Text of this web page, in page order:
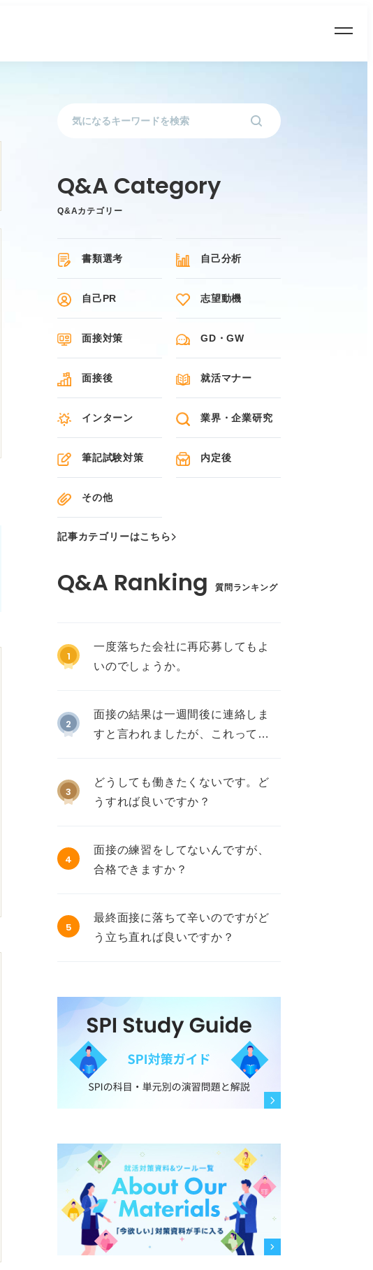
Q&Aカテゴリー
書類選考 自己分析
自己PR 志望動機
面接対策 GD・GW
面接後 就活マナー
インターン 業界・企業研究
筆記試験対策 内定後
その他
記事カテゴリーはこちら
質問ランキング
1
一度落ちた会社に再応募してもよ
いのでしょうか。
2
面接の結果は一週間後に連絡しま
すと言われましたが、これって不
3
どうしても働きたくないです。ど
うすれば良いですか？
4
面接の練習をしてないんですが、
合格できますか？
5
最終面接に落ちて辛いのですがど
う立ち直れば良いですか？